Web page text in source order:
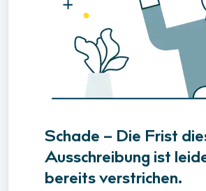
Schade – Die Frist
Ausschreibung ist
bereits verstrichen.